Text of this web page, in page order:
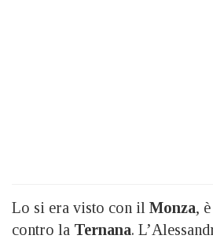
Lo si era visto con il Monza,
contro la Ternana.